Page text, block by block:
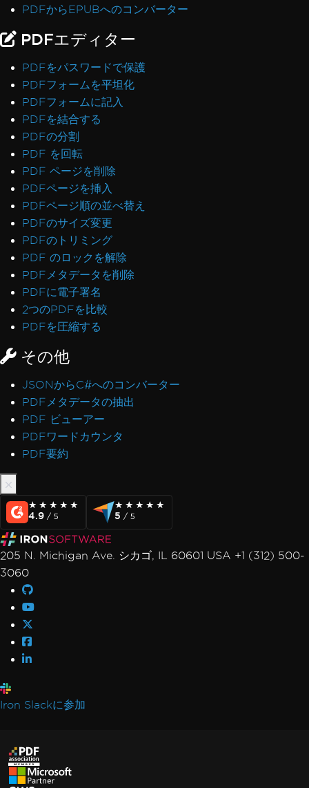
PDFからEPUBへのコンバーター
PDFエディター
PDFをパスワードで保護
PDFフォームを平坦化
PDFフォームに記入
PDFを結合する
PDFの分割
PDF を回転
PDF ページを削除
PDFページを挿入
PDFページ順の並べ替え
PDFのサイズ変更
PDFのトリミング
PDF のロックを解除
PDFメタデータを削除
PDFに電子署名
2つのPDFを比較
PDFを圧縮する
その他
JSONからC#へのコンバーター
PDFメタデータの抽出
PDF ビューアー
PDFワードカウンタ
PDF要約
★★★★★
★★★★★
4.9 / 5
★★★★★
★★★★★
5 / 5
205 N. Michigan Ave. シカゴ, IL 60601 USA +1 (312) 500-
3060
Iron Slackに参加